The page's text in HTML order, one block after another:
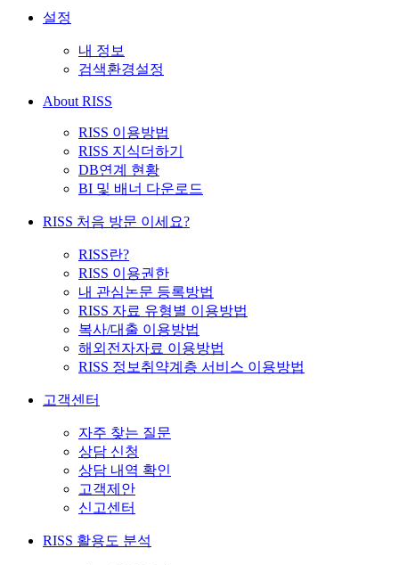
설정
내 정보
검색환경설정
About RISS
RISS 이용방법
RISS 지식더하기
DB연계 현황
BI 및 배너 다운로드
RISS 처음 방문 이세요?
RISS란?
RISS 이용권한
내 관심논문 등록방법
RISS 자료 유형별 이용방법
복사/대출 이용방법
해외전자자료 이용방법
RISS 정보취약계층 서비스 이용방법
고객센터
자주 찾는 질문
상담 신청
상담 내역 확인
고객제안
신고센터
RISS 활용도 분석